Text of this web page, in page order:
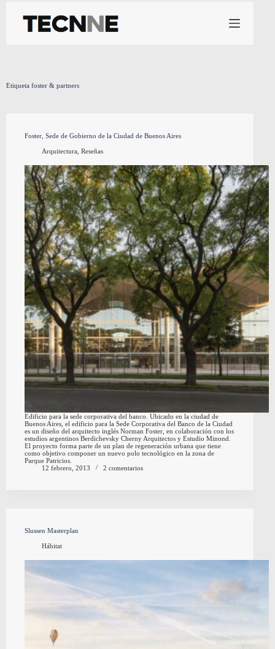
contenido
Etiqueta foster & partners
Foster, Sede de Gobierno de la Ciudad de Buenos Aires
Arquitectura, Reseñas
Edificio para la sede corporativa del banco. Ubicado en la ciudad de
Buenos Aires, el edificio para la Sede Corporativa del Banco de la Ciudad
es un diseño del arquitecto inglés Norman Foster, en colaboración con los
estudios argentinos Berdichevsky Cherny Arquitectos y Estudio Minond.
El proyecto forma parte de un plan de regeneración urbana que tiene
como objetivo componer un nuevo polo tecnológico en la zona de
Parque Patricios.
12 febrero, 2013
2 comentarios
Slussen Masterplan
Hábitat